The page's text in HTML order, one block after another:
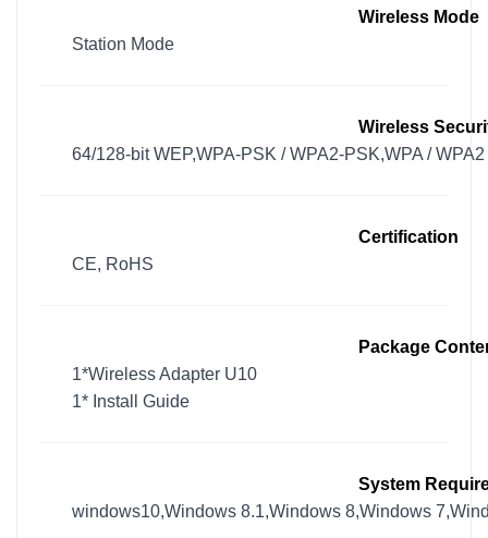
Wireless Mode
Station Mode
Wireless
64/128-bit WEP,WPA-PSK / WPA2-PSK,WPA / WPA2
Certification
CE, RoHS
Package
1*Wireless Adapter U10
1* Install Guide
System
windows10,Windows 8.1,Windows 8,Windows